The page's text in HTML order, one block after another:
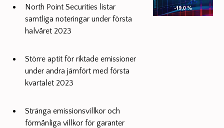
North Point Securities listar
samtliga noteringar under första
halvåret 2023
Större aptit för riktade emissioner
under andra jämfört med första
kvartalet 2023
Stränga emissionsvillkor och
förmånliga villkor för garanter